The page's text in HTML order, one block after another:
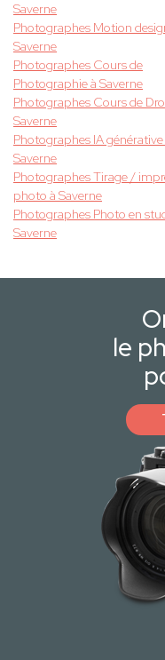
Saverne
Photographes Motion
Saverne
Photographes Cours de
Photographie à Saverne
Photographes Cours de
Saverne
Photographes IA générative
Saverne
Photographes Tirage /
photo à Saverne
Photographes Photo en
Saverne
le